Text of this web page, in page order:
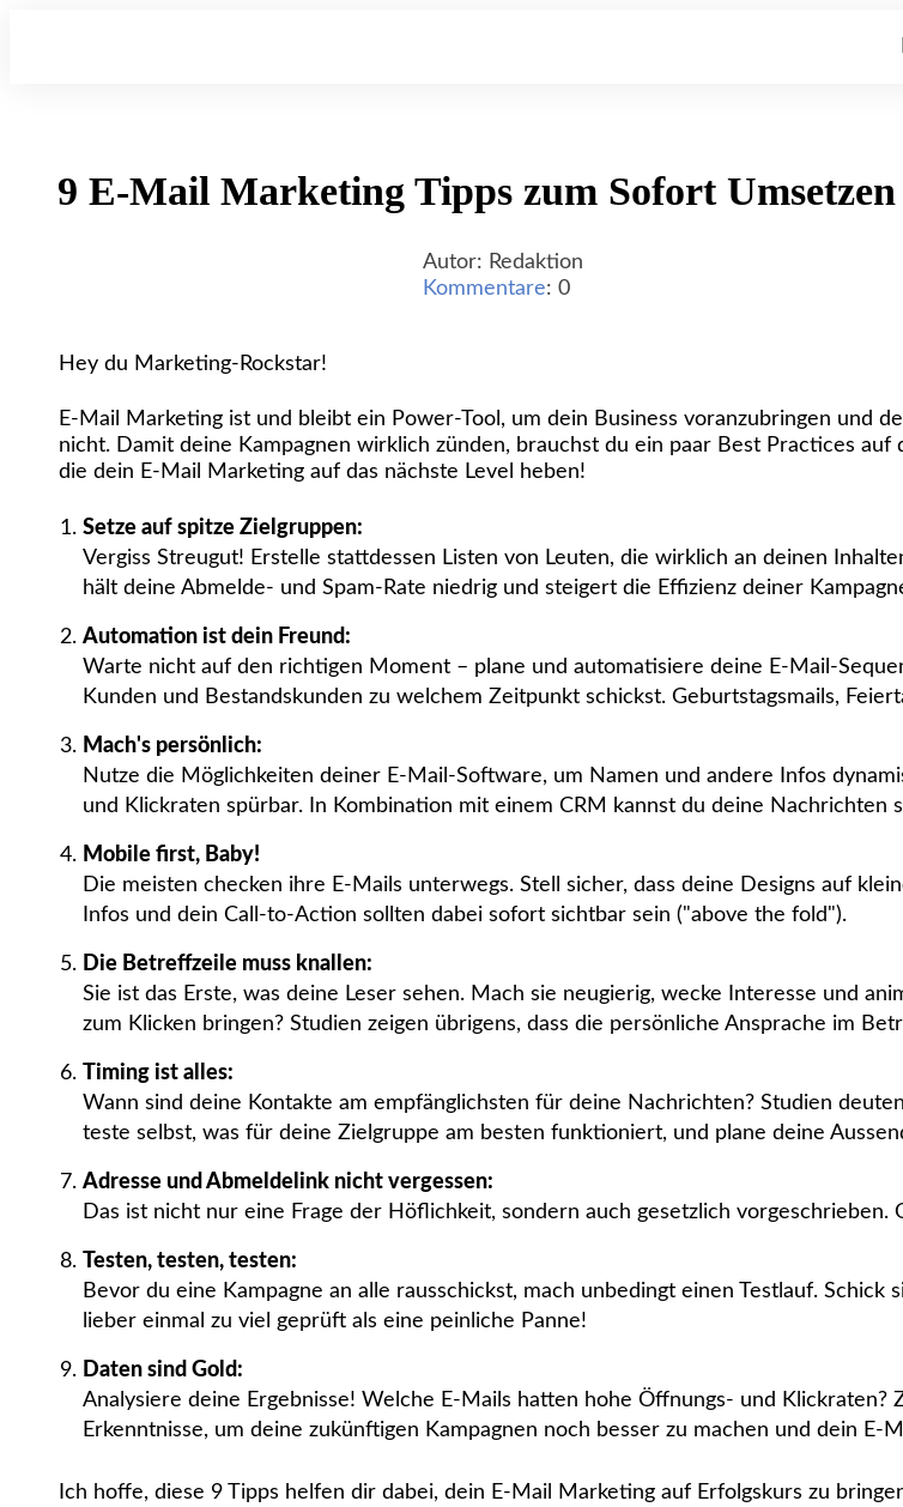
9 E-Mail Marketing Tipps zum Sofort Umsetzen
Autor: Redaktion
Kommentare: 0
Hey du Marketing-Rockstar!
E-Mail Marketing ist und bleibt ein Power-Tool, um dein Business voranzubringen und
nicht. Damit deine Kampagnen wirklich zünden, brauchst du ein paar Best Practices
die dein E-Mail Marketing auf das nächste Level heben!
Setze auf spitze Zielgruppen:
Vergiss Streugut! Erstelle stattdessen Listen von Leuten, die wirklich an deinen
hält deine Abmelde- und Spam-Rate niedrig und steigert die Effizienz deiner
Automation ist dein Freund:
Warte nicht auf den richtigen Moment – plane und automatisiere deine E-Mail-
Kunden und Bestandskunden zu welchem Zeitpunkt schickst. Geburtstagsmails,
Mach's persönlich:
Nutze die Möglichkeiten deiner E-Mail-Software, um Namen und andere Infos
und Klickraten spürbar. In Kombination mit einem CRM kannst du deine Nachrichten
Mobile first, Baby!
Die meisten checken ihre E-Mails unterwegs. Stell sicher, dass deine Designs auf
Infos und dein Call-to-Action sollten dabei sofort sichtbar sein ("above the fold").
Die Betreffzeile muss knallen:
Sie ist das Erste, was deine Leser sehen. Mach sie neugierig, wecke Interesse und
zum Klicken bringen? Studien zeigen übrigens, dass die persönliche Ansprache im
Timing ist alles:
Wann sind deine Kontakte am empfänglichsten für deine Nachrichten? Studien
teste selbst, was für deine Zielgruppe am besten funktioniert, und plane deine
Adresse und Abmeldelink nicht vergessen:
Das ist nicht nur eine Frage der Höflichkeit, sondern auch gesetzlich vorgeschrieben.
Testen, testen, testen:
Bevor du eine Kampagne an alle rausschickst, mach unbedingt einen Testlauf.
lieber einmal zu viel geprüft als eine peinliche Panne!
Daten sind Gold:
Analysiere deine Ergebnisse! Welche E-Mails hatten hohe Öffnungs- und
Erkenntnisse, um deine zukünftigen Kampagnen noch besser zu machen und dein
Ich hoffe, diese 9 Tipps helfen dir dabei, dein E-Mail Marketing auf Erfolgskurs zu